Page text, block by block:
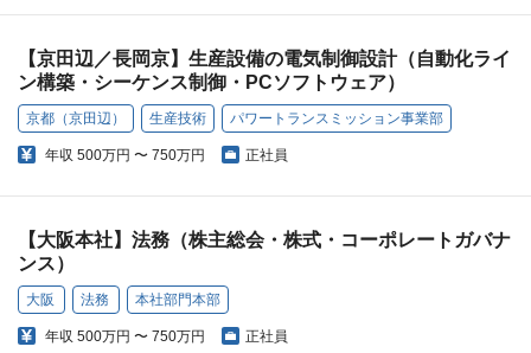
【京田辺／長岡京】生産設備の電気制御設計（自動化ライ
ン構築・シーケンス制御・PCソフトウェア）
京都（京田辺） 生産技術 パワートランスミッション事業部
年収 500万円 〜 750万円 正社員
【大阪本社】法務（株主総会・株式・コーポレートガバナ
ンス）
大阪 法務 本社部門本部
年収 500万円 〜 750万円 正社員